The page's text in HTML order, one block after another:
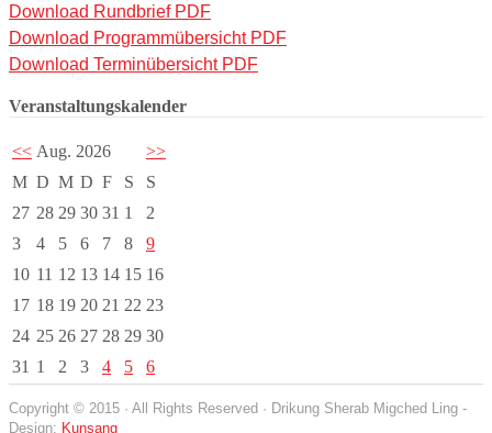
Download Rundbrief PDF
Download Programmübersicht PDF
Download Terminübersicht PDF
Veranstaltungskalender
<< Aug. 2026
>>
M D M D F S
S
27 28 29 30 31 1
2
3
4 5 6 7 8
9
10 11 12 13 14 15 16
17 18 19 20 21 22 23
24 25 26 27 28 29 30
31 1 2 3 4 5 6
Copyright © 2015 · All Rights Reserved · Drikung Sherab Migched Ling -
Design: Kunsang